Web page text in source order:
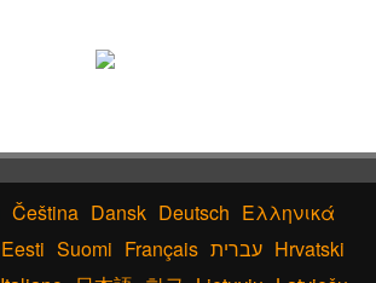
Čeština Dansk Deutsch Ελληνικά
Eesti Suomi Français עברית Hrvatski